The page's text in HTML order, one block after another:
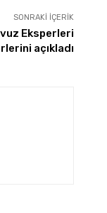
SONRAKI İÇERIK
Eksperleri
açıkladı